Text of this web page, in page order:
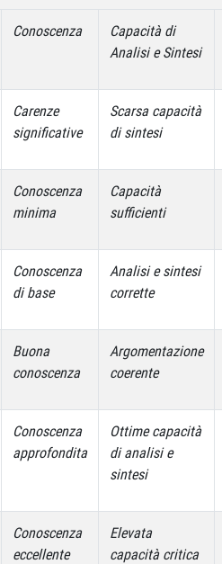
Conoscenza
Capacità di
Analisi e Sintesi
Carenze
significative
Scarsa capacità
di sintesi
Conoscenza
minima
Capacità
sufficienti
Conoscenza
di base
Analisi e sintesi
corrette
Buona
conoscenza
Argomentazione
coerente
Conoscenza
approfondita
Ottime capacità
di analisi e
sintesi
Conoscenza
eccellente
Elevata
capacità critica